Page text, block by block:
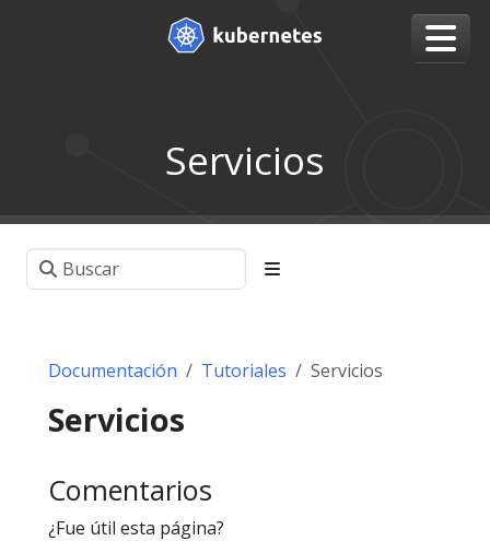
Servicios
Documentación Tutoriales Servicios
Servicios
Comentarios
¿Fue útil esta página?